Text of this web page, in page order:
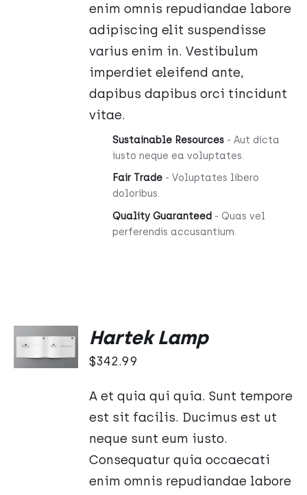
enim omnis repudiandae labore
adipiscing elit suspendisse
varius enim in. Vestibulum
imperdiet eleifend ante,
dapibus dapibus orci tincidunt
vitae.
Sustainable Resources- Aut dicta
iusto neque ea voluptates.
Fair Trade- Voluptates libero
doloribus.
Quality Guaranteed - Quas vel
perferendis accusantium.
DO
KOSZYKA
/
Hartek Lamp
$342.99
A et quia qui quia. Sunt tempore
est sit facilis. Ducimus est ut
neque sunt eum iusto.
Consequatur quia occaecati
enim omnis repudiandae labore